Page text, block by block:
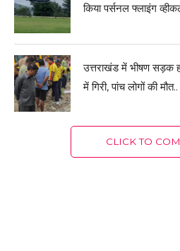
किया पर्सनल फ्लाइंग
उत्तराखंड में भीषण सड़क
में गिरी, पांच लोगों की मौत..
CLICK TO